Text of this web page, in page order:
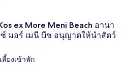
ex More Meni Beach อานา
ซ์ มอร์ เมนี บีช อนุญาตให้นำสัตว์
ยงเข้าพัก